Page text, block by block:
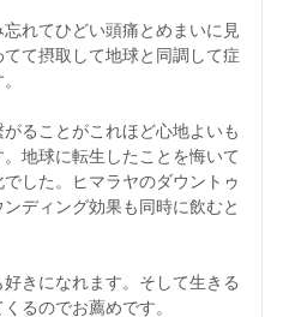
れてひどい頭痛とめまいに見
て摂取して地球と同調して症
ることがこれほど心地よいも
地球に転生したことを悔いて
した。ヒマラヤのダウントゥ
ディング効果も同時に飲むと
きになれます。そして生きる